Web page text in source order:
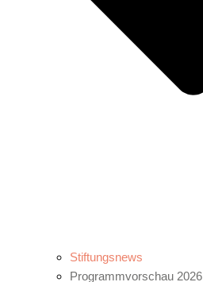
Stiftungsnews
Programmvorschau 2026